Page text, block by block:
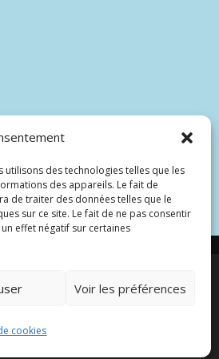
des technologies telles que les
des appareils. Le fait de
de traiter des données telles que le
sur ce site. Le fait de ne pas consentir
effet négatif sur certaines
Voir les préférences
cookies